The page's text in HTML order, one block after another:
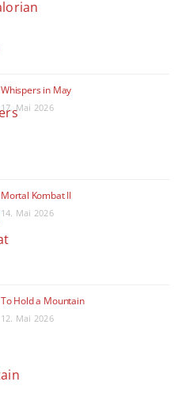
Whispers in May
17. Mai 2026
Mortal Kombat II
14. Mai 2026
To Hold a Mountain
12. Mai 2026